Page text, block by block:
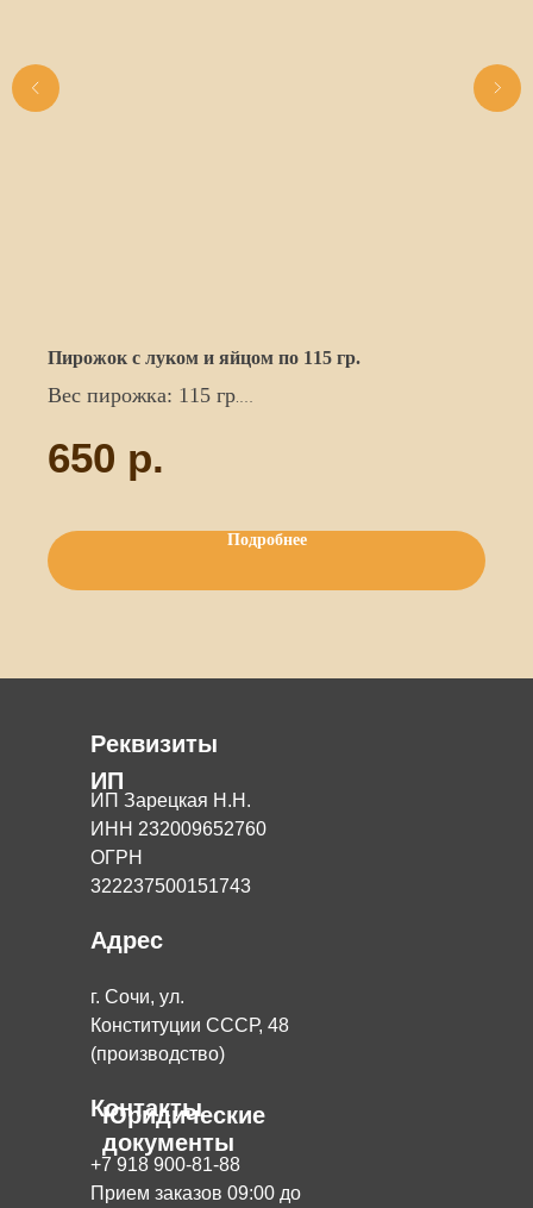
Пирожок с луком и яйцом по 115 гр.
Вес пирожка: 115 гр.
650 р.
Подробнее
Реквизиты
ИП
ИП Зарецкая Н.Н.
ИНН 232009652760
ОГРН
322237500151743
Адрес
г. Сочи, ул.
Конституции СССР, 48
(производство)
Контакты
+7 918 900-81-88
Прием заказов 09:00 до
Юридические
документы